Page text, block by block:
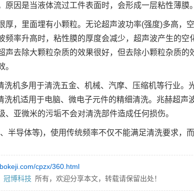
原因是当液体流过工件表面时，会形成一层粘性薄膜。
厚，里面埋有小颗粒。无论超声波功率(强度)多高，
频率升高时，粘性膜的厚度会减少，超声波产生的空
声去除大颗粒杂质的效果很好，但去除小颗粒杂质的
洗机多用于清洗五金、机械、汽摩、压缩机等行业。
洗机适用于电脑、微电子元件的精细清洗。兆赫超声
、亚微米的污垢不会对清洗部件造成任何损伤。
半导体等)，使用传统频率不仅不能满足清洗要求，
cpzx/360.html
冠博科技 所有，欢迎分享本文，转载请保留出处！